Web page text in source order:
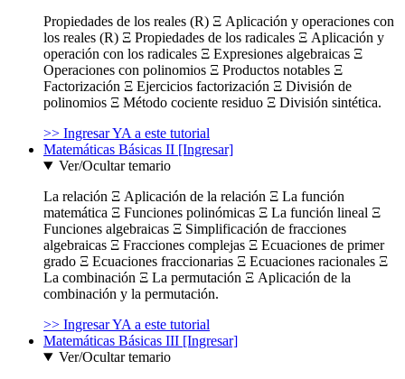
Propiedades de los reales (R) Ξ Aplicación y operaciones con
los reales (R) Ξ Propiedades de los radicales Ξ Aplicación y
operación con los radicales Ξ Expresiones algebraicas Ξ
Operaciones con polinomios Ξ Productos notables Ξ
Factorización Ξ Ejercicios factorización Ξ División de
polinomios Ξ Método cociente residuo Ξ División sintética.
>> Ingresar YA a este tutorial
Matemáticas Básicas II [Ingresar]
Ver/Ocultar temario
La relación Ξ Aplicación de la relación Ξ La función
matemática Ξ Funciones polinómicas Ξ La función lineal Ξ
Funciones algebraicas Ξ Simplificación de fracciones
algebraicas Ξ Fracciones complejas Ξ Ecuaciones de primer
grado Ξ Ecuaciones fraccionarias Ξ Ecuaciones racionales Ξ
La combinación Ξ La permutación Ξ Aplicación de la
combinación y la permutación.
>> Ingresar YA a este tutorial
Matemáticas Básicas III [Ingresar]
Ver/Ocultar temario